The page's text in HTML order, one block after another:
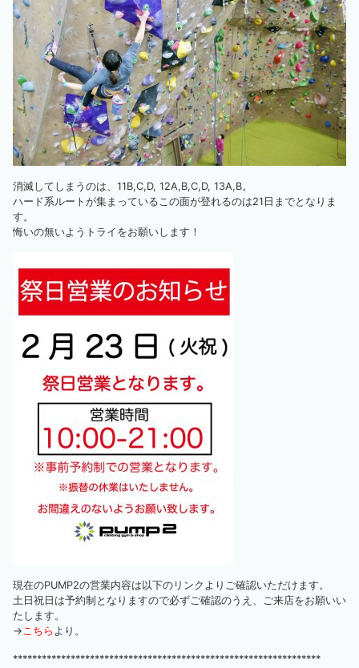
消滅してしまうのは、11B,C,D, 12A,B,C,D, 13A,B。
ハード系ルートが集まっているこの面が登れるのは21日までとなりま
す。
悔いの無いようトライをお願いします！
現在のPUMP2の営業内容は以下のリンクよりご確認いただけます。
土日祝日は予約制となりますので必ずご確認のうえ、ご来店をお願いい
たします。
→こちら より。
****************************************************************